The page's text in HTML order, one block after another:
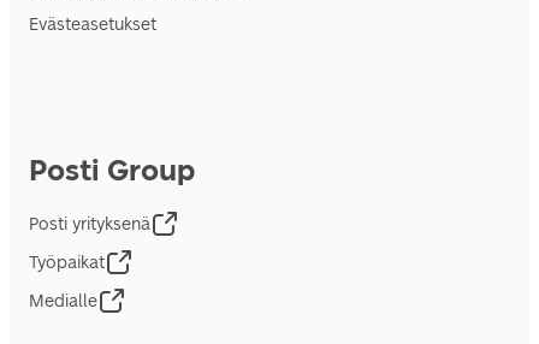
Evästeasetukset
Posti Group
Posti yrityksenä
Työpaikat
Medialle